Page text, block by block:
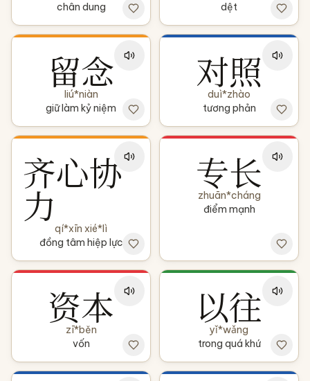
chân dung
dệt
留念
liú*niàn
giữ làm kỷ niệm
对照
duì*zhào
tương phản
齐心协
力qí*xīn xié*lì
đồng tâm hiệp lực
专长
zhuān*cháng
điểm mạnh
资本
zī*běn
vốn
以往
yǐ*wǎng
trong quá khứ